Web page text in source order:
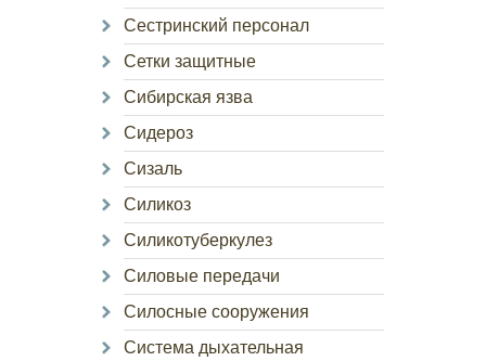
Сестринский персонал
Сетки защитные
Сибирская язва
Сидероз
Сизаль
Силикоз
Силикотуберкулез
Силовые передачи
Силосные сооружения
Система дыхательная